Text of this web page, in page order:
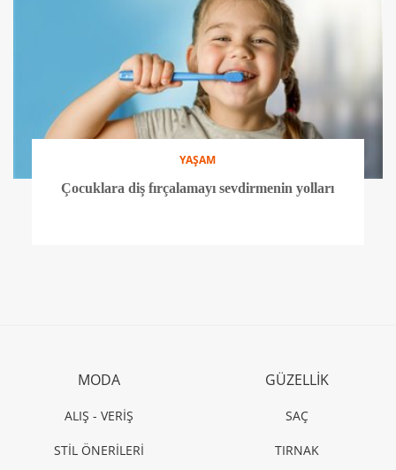
YAŞAM
Çocuklara diş fırçalamayı sevdirmenin yolları
MODA
ALIŞ - VERİŞ
STİL ÖNERİLERİ
GÜZELLİK
SAÇ
TIRNAK